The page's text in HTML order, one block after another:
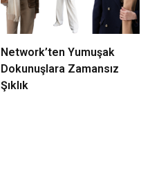
Network’ten Yumuşak
Dokunuşlara Zamansız
Şıklık